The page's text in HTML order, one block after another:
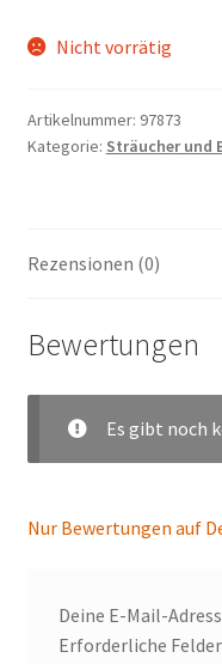
Nicht vorrätig
Artikelnummer: 97873
Kategorie: Sträucher und
Rezensionen (0)
Bewertungen
Es gibt noch
Nur Bewertungen auf
Deine E-Mail-
Erforderliche